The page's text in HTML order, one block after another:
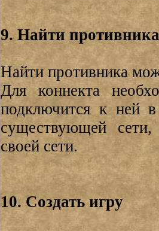
9. Найти
Найти противника
Для коннекта
подключится к ней
существующей
своей сети.
10. Создать игру